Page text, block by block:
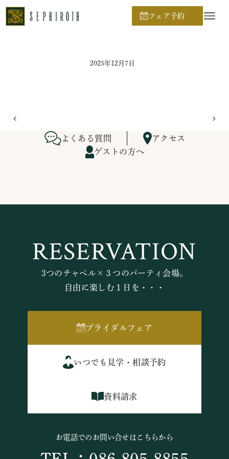
フェア予約
ホーム
2025年12月7日
よくある質問
アクセス
ゲストの方へ
RESERVATION
3つのチャペル×３つのパーティ会場。
自由に楽しむ１日を・・・
ブライダルフェア
いつでも見学・相談予約
資料請求
お電話でのお問い合せはこちらから